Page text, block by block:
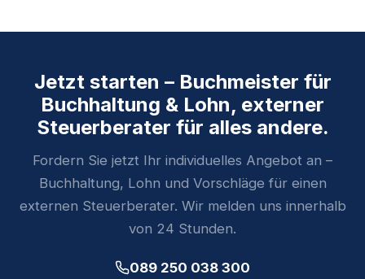
Jetzt starten – Buchmeister für
Buchhaltung & Lohn, externer
Steuerberater für alles andere.
Fordern Sie jetzt Ihr individuelles Angebot an –
Buchhaltung, Lohn und Vorschläge für einen
externen Steuerberater. Wir melden uns innerhalb
von 24 Stunden.
089 250 038 300